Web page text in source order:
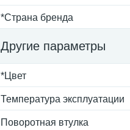
*Страна бренда
Другие параметры
*Цвет
Температура эксплуатации
Поворотная втулка